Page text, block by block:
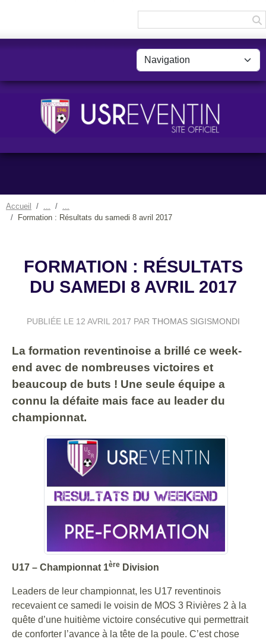
Accueil
Formation : Résultats du samedi 8 avril 2017
FORMATION : RÉSULTATS
DU SAMEDI 8 AVRIL 2017
PUBLIÉE LE 12 AVRIL 2017 PAR THOMAS SIGISMONDI
La formation reventinoise a brillé ce week-
end avec de nombreuses victoires et
beaucoup de buts ! Une seule équipe a
connu la défaite mais face au leader du
championnat.
U17 – Championnat 1ère Division
Leaders de leur championnat, les U17 reventinois
recevaient ce samedi le voisin de MOS 3 Rivières 2 à la
quête d’une huitième victoire consécutive qui permettrait
de conforter l’avance à la tête de la poule. C’est chose